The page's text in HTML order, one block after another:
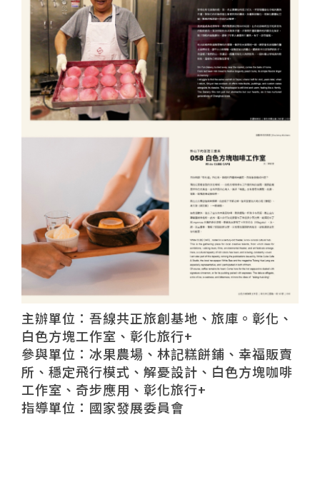
主辦單位：吾線共正旅創基地、旅庫。彰化、
白色方塊工作室、彰化旅行+
參與單位：冰果農場、林記糕餅鋪、幸福販賣
所、穩定飛行模式、解憂設計、白色方塊咖啡
工作室、奇步應用、彰化旅行+
指導單位：國家發展委員會